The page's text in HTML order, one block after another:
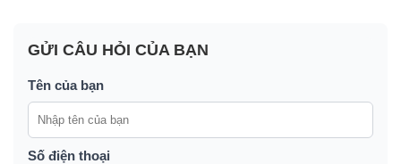
GỬI CÂU HỎI CỦA BẠN
Tên của bạn
Số điện thoại